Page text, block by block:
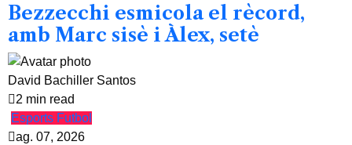
Bezzecchi esmicola el rècord,
amb Marc sisè i Àlex, setè
David Bachiller Santos
2 min read
Esports Futbol
ag. 07, 2026